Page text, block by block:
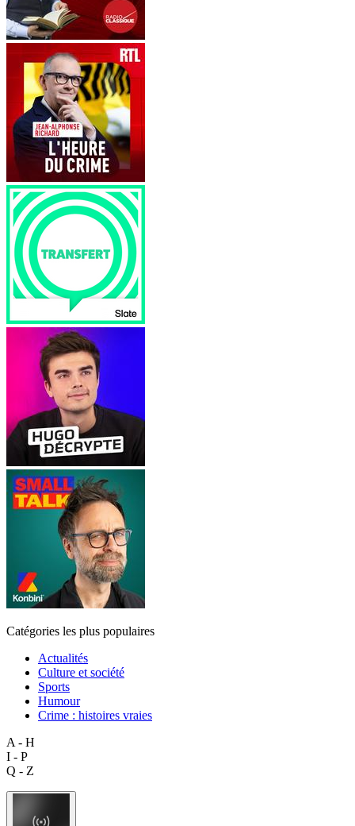
Catégories les plus populaires
Actualités
Culture et société
Sports
Humour
Crime : histoires vraies
A - H
I - P
Q - Z